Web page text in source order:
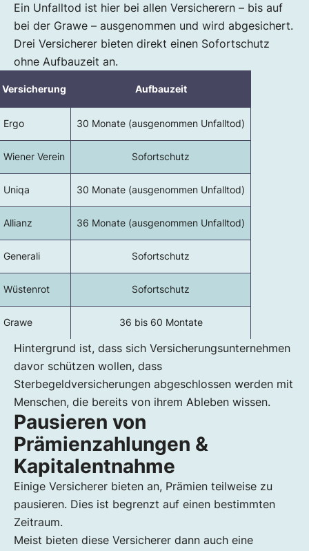
Ein Unfalltod ist hier bei allen Versicherern – bis auf
bei der Grawe – ausgenommen und wird abgesichert.
Drei Versicherer bieten direkt einen Sofortschutz
ohne Aufbauzeit an.
Versicherung Aufbauzeit
Ergo 30 Monate (ausgenommen Unfalltod)
Wiener Verein Sofortschutz
Uniqa 30 Monate (ausgenommen Unfalltod)
Allianz 36 Monate (ausgenommen Unfalltod)
Generali Sofortschutz
Wüstenrot Sofortschutz
Grawe 36 bis 60 Montate
Hintergrund ist, dass sich Versicherungsunternehmen
davor schützen wollen, dass
Sterbegeldversicherungen abgeschlossen werden mit
Menschen, die bereits von ihrem Ableben wissen.
Pausieren von
Prämienzahlungen &
Kapitalentnahme
Einige Versicherer bieten an, Prämien teilweise zu
pausieren. Dies ist begrenzt auf einen bestimmten
Zeitraum.
Meist bieten diese Versicherer dann auch eine